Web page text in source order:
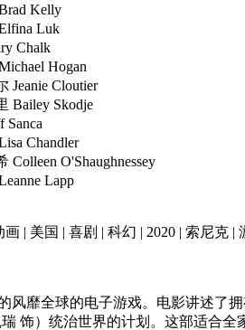
Kelly
Luk
Hogan
Cloutier
Skodje
O'Shaughnessey
Lapp
国 | 喜剧 | 科幻 | 2020 | 索尼克 |
靡全球的电子游戏。电影讲述了拥
饰）统治世界的计划。这部适合